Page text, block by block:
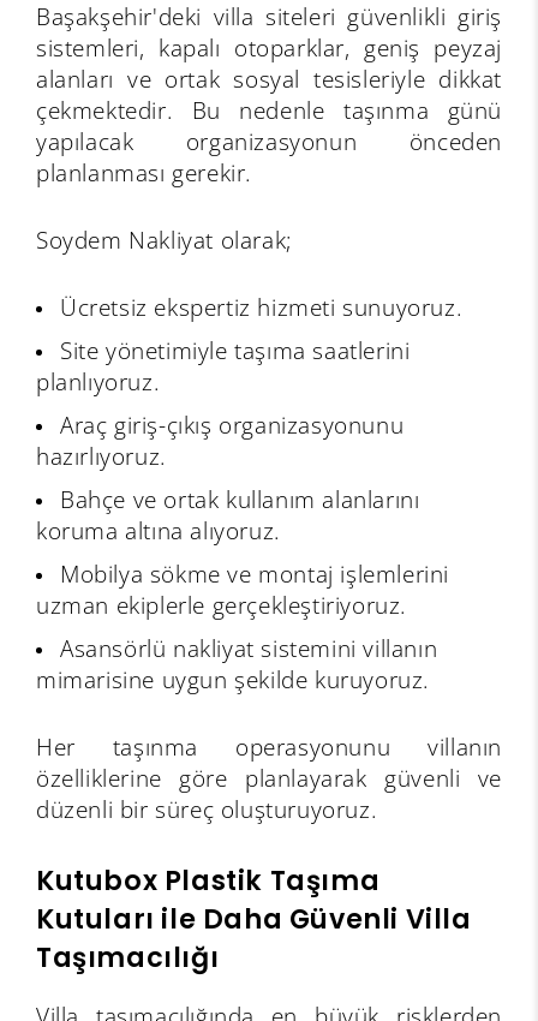
Başakşehir'deki villa siteleri güvenlikli giriş
sistemleri, kapalı otoparklar, geniş peyzaj
alanları ve ortak sosyal tesisleriyle dikkat
çekmektedir. Bu nedenle taşınma günü
yapılacak organizasyonun önceden
planlanması gerekir.
Soydem Nakliyat olarak;
Ücretsiz ekspertiz hizmeti sunuyoruz.
Site yönetimiyle taşıma saatlerini
planlıyoruz.
Araç giriş-çıkış organizasyonunu
hazırlıyoruz.
Bahçe ve ortak kullanım alanlarını
koruma altına alıyoruz.
Mobilya sökme ve montaj işlemlerini
uzman ekiplerle gerçekleştiriyoruz.
Asansörlü nakliyat sistemini villanın
mimarisine uygun şekilde kuruyoruz.
Her taşınma operasyonunu villanın
özelliklerine göre planlayarak güvenli ve
düzenli bir süreç oluşturuyoruz.
Kutubox Plastik Taşıma
Kutuları ile Daha Güvenli Villa
Taşımacılığı